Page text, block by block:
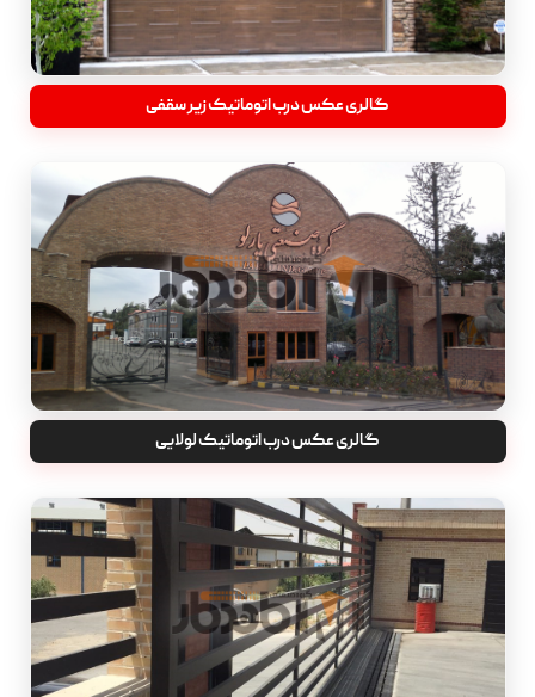
گالری عکس درب اتوماتیک زیر سقفی
گالری عکس درب اتوماتیک لولایی